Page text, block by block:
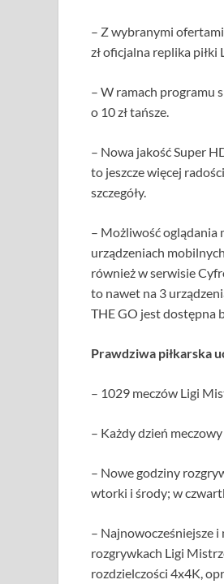
– Z wybranymi
zł oficjalna replika
– W ramach programu
o 10 zł tańsze.
– Nowa jakość Super
to jeszcze więcej
szczegóły.
– Możliwość oglądania
urządzeniach
również w serwisie
to nawet na 3
THE GO jest dostępna
Prawdziwa piłkarska
– 1029 meczów Ligi
– Każdy dzień
– Nowe godziny
wtorki i środy; w
– Najnowocześniejsze
rozgrywkach Ligi
rozdzielczości 4x4K,